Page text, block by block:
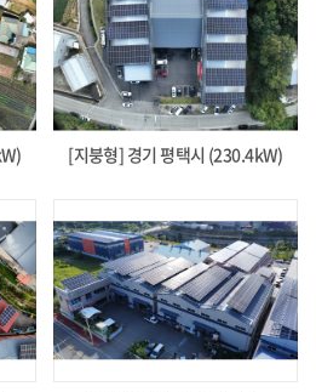
[지붕형] 경기 평택시 (230.4kW)